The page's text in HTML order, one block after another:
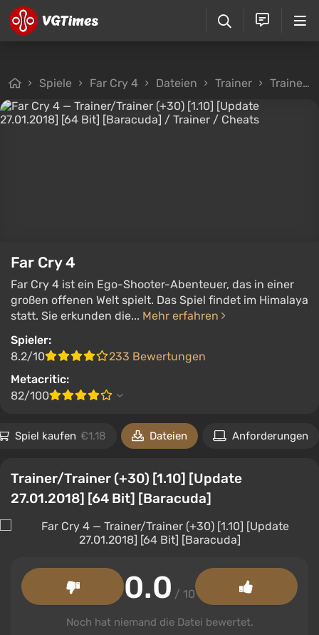
Spiele Far Cry 4 Dateien Trainer Trainer/Trainer (+30) [1.10] [Update 27.01.2018] [64 Bit] [Baracuda]
Far Cry 4
Far Cry 4 ist ein Ego-Shooter-Abenteuer, das in einer
großen offenen Welt spielt. Das Spiel findet im Himalaya
statt. Sie erkunden die... Mehr erfahren
Spieler:
8.2/10
233 Bewertungen
Metacritic:
82/100
Spiel kaufen €1.18 Dateien Anforderungen
Trainer/Trainer (+30) [1.10] [Update
27.01.2018] [64 Bit] [Baracuda]
0.0 / 10
Noch hat niemand die Datei bewertet.